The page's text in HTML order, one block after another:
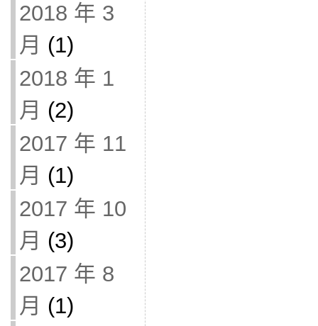
2018 年 3
月 (1)
2018 年 1
月 (2)
2017 年 11
月 (1)
2017 年 10
月 (3)
2017 年 8
月 (1)